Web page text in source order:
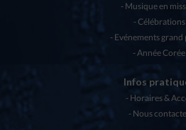
Musique en
Célébrations
Evénements grand
Année Corée
Infos
Horaires &
Nous